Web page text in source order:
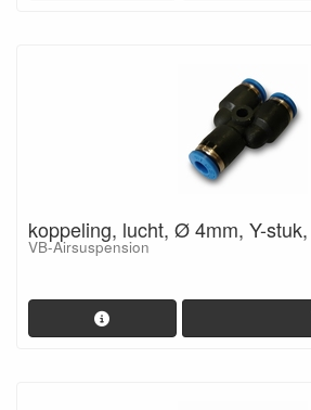
koppeling, lucht, Ø 4mm, Y-
VB-Airsuspension